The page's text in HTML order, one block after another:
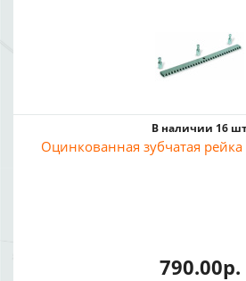
В наличии 16
Оцинкованная зубчатая
790.00р.